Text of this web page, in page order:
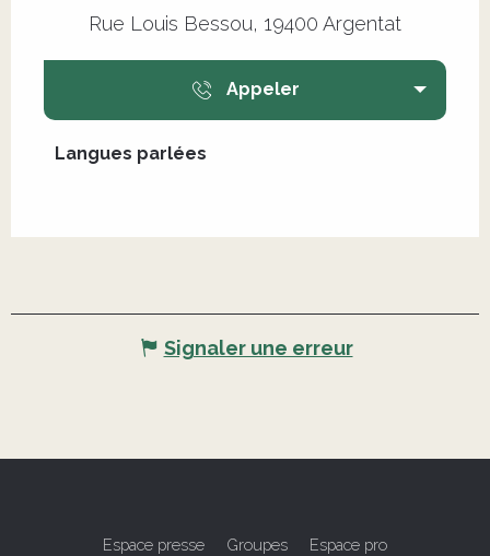
Rue Louis Bessou, 19400 Argentat
Appeler
Langues parlées
Langues parlées
Signaler une erreur
Espace presse Groupes Espace pro